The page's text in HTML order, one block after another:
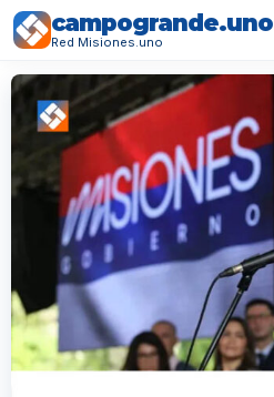
campogrande.uno
Red Misiones.uno